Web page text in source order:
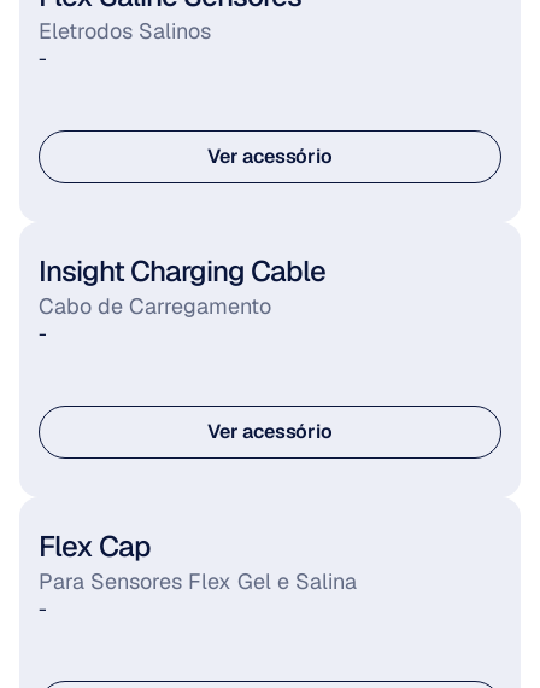
-
Eletrodos Salinos
Ver acessório
-
Insight Charging Cable
Cabo de Carregamento
Ver acessório
-
Flex Cap
Para Sensores Flex Gel e Salina